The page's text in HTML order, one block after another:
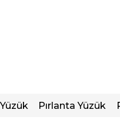
Pırlanta Yüzük